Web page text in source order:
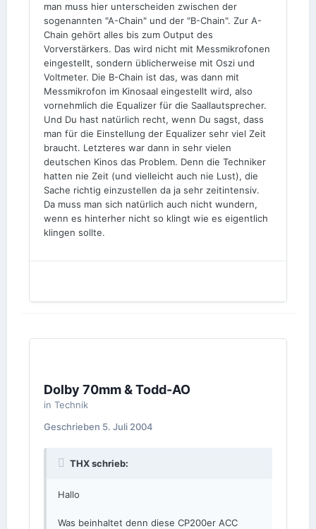
man muss hier unterscheiden zwischen der
sogenannten "A-Chain" und der "B-Chain". Zur A-
Chain gehört alles bis zum Output des
Vorverstärkers. Das wird nicht mit Messmikrofonen
eingestellt, sondern üblicherweise mit Oszi und
Voltmeter. Die B-Chain ist das, was dann mit
Messmikrofon im Kinosaal eingestellt wird, also
vornehmlich die Equalizer für die Saallautsprecher.
Und Du hast natürlich recht, wenn Du sagst, dass
man für die Einstellung der Equalizer sehr viel Zeit
braucht. Letzteres war dann in sehr vielen
deutschen Kinos das Problem. Denn die Techniker
hatten nie Zeit (und vielleicht auch nie Lust), die
Sache richtig einzustellen da ja sehr zeitintensiv.
Da muss man sich natürlich auch nicht wundern,
wenn es hinterher nicht so klingt wie es eigentlich
klingen sollte.
Dolby 70mm & Todd-AO
in Technik
Geschrieben 5. Juli 2004
THX schrieb:
Hallo
Was beinhaltet denn diese CP200er ACC